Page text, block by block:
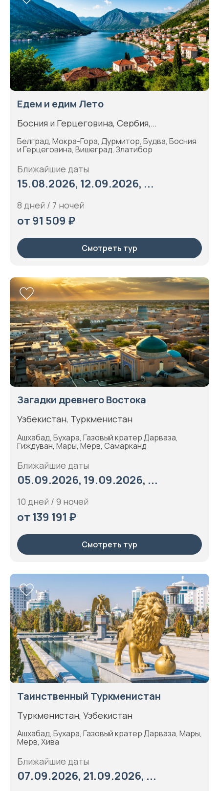
Едем и едим Лето
Босния и Герцеговина, Сербия,
Белград, Мокра-Гора, Дурмитор, Будва, Босния
и Герцеговина, Вишеград, Златибор
Ближайшие даты
15.08.2026, 12.09.2026, ...
8 дней / 7 ночей
от 91 509 ₽
Смотреть тур
Загадки древнего Востока
Узбекистан, Туркменистан
Ашхабад, Бухара, Газовый кратер Дарваза,
Гиждуван, Мары, Мерв, Самарканд
Ближайшие даты
05.09.2026, 19.09.2026, ...
10 дней / 9 ночей
от 139 191 ₽
Смотреть тур
Таинственный Туркменистан
Туркменистан, Узбекистан
Ашхабад, Бухара, Газовый кратер Дарваза, Мары,
Мерв, Хива
Ближайшие даты
07.09.2026, 21.09.2026, ...